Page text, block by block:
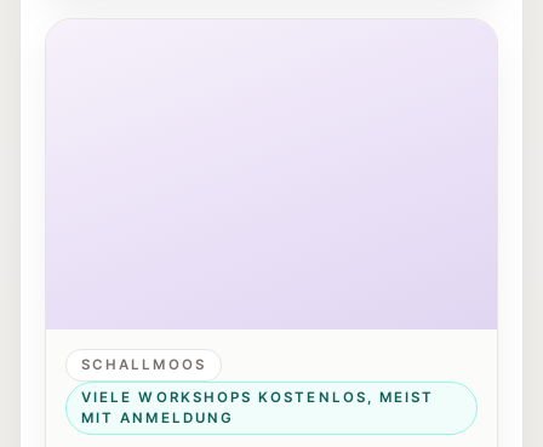
Außenansicht des Rockhouse Salzburg in der
SCHALLMOOS
VIELE WORKSHOPS KOSTENLOS, MEIST
MIT ANMELDUNG